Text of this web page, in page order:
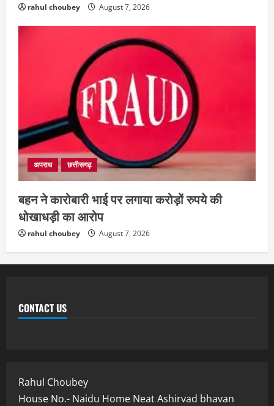
rahul choubey August 7, 2026
अपराध छत्तीसगढ़
बहन ने कारोबारी भाई पर लगाया करोड़ों रुपये की
धोखाधड़ी का आरोप
rahul choubey August 7, 2026
CONTACT US
Rahul Choubey
House No.- Naidu Home Neat Ashirvad bhavan